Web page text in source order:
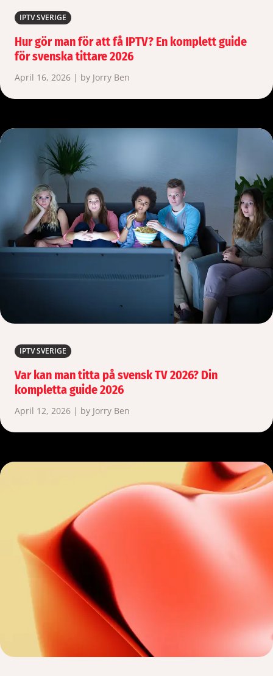
IPTV SVERIGE
Hur gör man för att få IPTV? En komplett guide
för svenska tittare 2026
April 16, 2026 | by Jorry Ben
IPTV SVERIGE
Var kan man titta på svensk TV 2026? Din
kompletta guide 2026
April 12, 2026 | by Jorry Ben